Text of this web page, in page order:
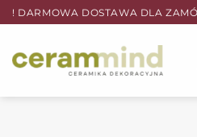
Przewiń
do
zawartości
! DARMOWA DOSTAWA DLA